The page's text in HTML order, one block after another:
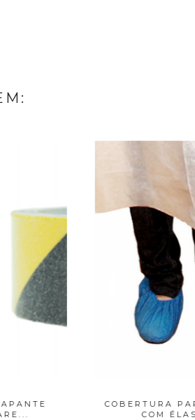
COBERTURA PARA
COM ÉLASTIC...